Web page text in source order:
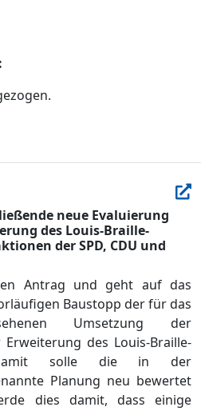
neue Evaluierung
des Louis-Braille-
der SPD, CDU und
Antrag und geht auf das
Baustopp der für das
Umsetzung der
des Louis-Braille-
solle die in der
Planung neu bewertet
dies damit, dass einige